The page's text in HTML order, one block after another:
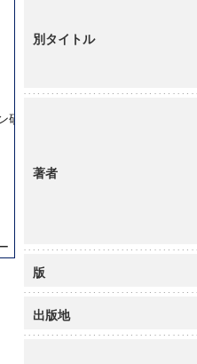
研究所
統合研究センター
テュート
別タイトル
著者
版
出版地